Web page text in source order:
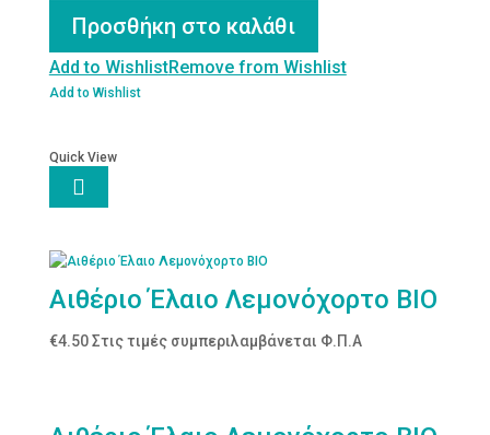
έλαιο
100ml
ποσότητα
Προσθήκη στο καλάθι
Add to WishlistRemove from Wishlist
Add to Wishlist
Quick View

Αιθέριο Έλαιο Λεμονόχορτο BIO
€4.50 Στις τιμές συμπεριλαμβάνεται Φ.Π.Α